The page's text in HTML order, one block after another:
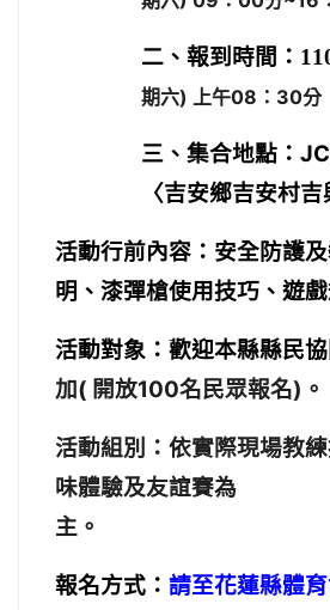
二、報到時間：
期六) 上午08：30分
三、集合地點：JC
〈吉安鄉吉安村吉
活動行前內容：安全防護
明、漆彈槍使用技巧、遊戲
活動對象：歡迎本縣縣民
加( 開放100名民眾報名) 。
活動組別：依實際現場教
味體驗及友誼賽為
主。
報名方式： 請至花蓮縣體